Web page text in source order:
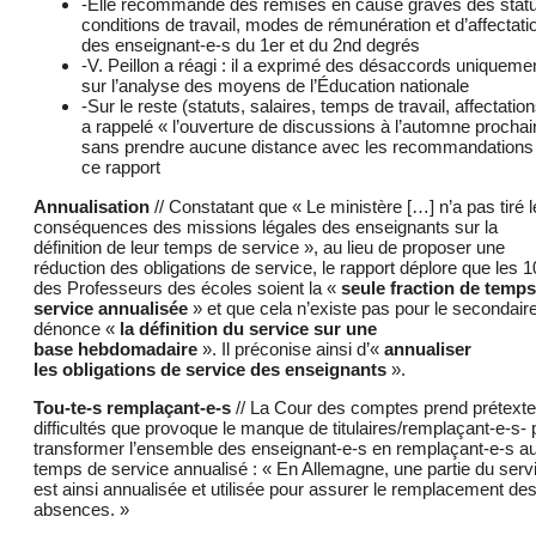
-Elle recommande des remises en cause graves des
conditions de travail, modes de rémunération et
des enseignant-e-s du 1er et du 2nd degrés
-V. Peillon a réagi : il a exprimé des désaccords
sur l’analyse des moyens de l’Éducation nationale
-Sur le reste (statuts, salaires, temps de travail,
a rappelé « l’ouverture de discussions à l’automne
sans prendre aucune distance avec les
ce rapport
Annualisation // Constatant que « Le ministère […] n’a pas tiré
conséquences des missions légales des enseignants sur la
définition de leur temps de service », au lieu de proposer une
réduction des obligations de service, le rapport déplore que les
des Professeurs des écoles soient la « seule fraction de
service annualisée » et que cela n’existe pas pour le
dénonce « la définition du service sur une
base hebdomadaire ». Il préconise ainsi d’« annualiser
les obligations de service des enseignants ».
Tou-te-s remplaçant-e-s // La Cour des comptes prend
difficultés que provoque le manque de titulaires/remplaçant-e-s-
transformer l’ensemble des enseignant-e-s en remplaçant-e-s
temps de service annualisé : « En Allemagne, une partie du
est ainsi annualisée et utilisée pour assurer le remplacement des
absences. »